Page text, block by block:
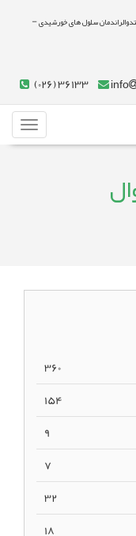
سلول های خورشیدی-
info
(026) 36133
360
154
9
7
32
18